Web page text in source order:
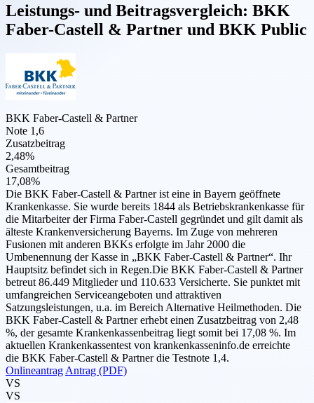
Leistungs- und Beitragsvergleich: BKK
Faber-Castell & Partner und BKK Public
BKK Faber-Castell & Partner
Note 1,6
Zusatzbeitrag
2,48%
Gesamtbeitrag
17,08%
Die BKK Faber-Castell & Partner ist eine in Bayern geöffnete
Krankenkasse. Sie wurde bereits 1844 als Betriebskrankenkasse für
die Mitarbeiter der Firma Faber-Castell gegründet und gilt damit als
älteste Krankenversicherung Bayerns. Im Zuge von mehreren
Fusionen mit anderen BKKs erfolgte im Jahr 2000 die
Umbenennung der Kasse in „BKK Faber-Castell & Partner“. Ihr
Hauptsitz befindet sich in Regen.Die BKK Faber-Castell & Partner
betreut 86.449 Mitglieder und 110.633 Versicherte. Sie punktet mit
umfangreichen Serviceangeboten und attraktiven
Satzungsleistungen, u.a. im Bereich Alternative Heilmethoden. Die
BKK Faber-Castell & Partner erhebt einen Zusatzbeitrag von 2,48
%, der gesamte Krankenkassenbeitrag liegt somit bei 17,08 %. Im
aktuellen Krankenkassentest von krankenkasseninfo.de erreichte
die BKK Faber-Castell & Partner die Testnote 1,4.
Onlineantrag Antrag (PDF)
VS
VS